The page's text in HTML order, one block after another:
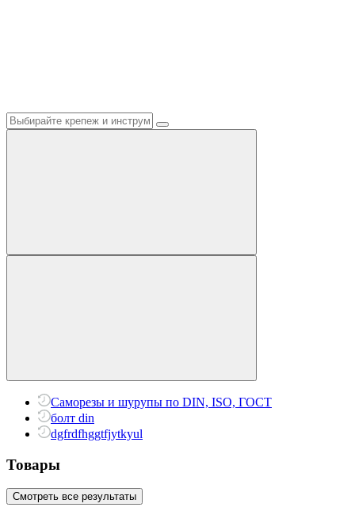
Саморезы и шурупы по DIN, ISO, ГОСТ
болт din
dgfrdfhggtfjytkyul
Товары
Смотреть все результаты